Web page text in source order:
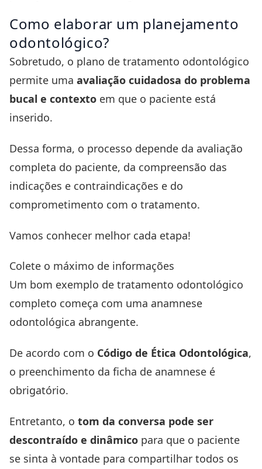
Como elaborar um planejamento
odontológico?
Sobretudo, o plano de tratamento odontológico
permite uma avaliação cuidadosa do problema
bucal e contexto em que o paciente está
inserido.
Dessa forma, o processo depende da avaliação
completa do paciente, da compreensão das
indicações e contraindicações e do
comprometimento com o tratamento.
Vamos conhecer melhor cada etapa!
Colete o máximo de informações
Um bom exemplo de tratamento odontológico
completo começa com uma anamnese
odontológica abrangente.
De acordo com o Código de Ética Odontológica,
o preenchimento da ficha de anamnese é
obrigatório.
Entretanto, o tom da conversa pode ser
descontraído e dinâmico para que o paciente
se sinta à vontade para compartilhar todos os